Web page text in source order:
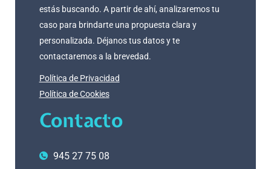
estás buscando. A partir de ahí, analizaremos tu
caso para brindarte una propuesta clara y
personalizada. Déjanos tus datos y te
contactaremos a la brevedad.
Política de Privacidad
Política de Cookies
Contacto
945 27 75 08